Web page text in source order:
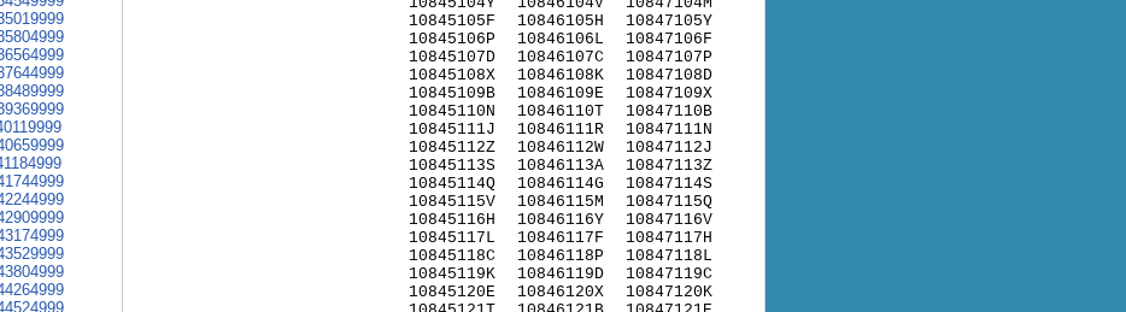
10845105F
10845106P
10845107D
10845108X
10845109B
10845110N
10845111J
10845112Z
10845113S
10845114Q
10845115V
10845116H
10845117L
10845118C
10845119K
10845120E
10846105H
10846106L
10846107C
10846108K
10846109E
10846110T
10846111R
10846112W
10846113A
10846114G
10846115M
10846116Y
10846117F
10846118P
10846119D
10846120X
10847105Y
10847106F
10847107P
10847108D
10847109X
10847110B
10847111N
10847112J
10847113Z
10847114S
10847115Q
10847116V
10847117H
10847118L
10847119C
10847120K